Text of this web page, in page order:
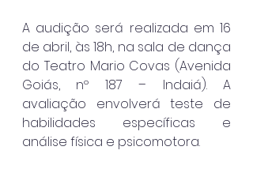
A audição será realizada em 16
de abril, às 18h, na sala de dança
do Teatro Mario Covas (Avenida
Goiás, nº 187 – Indaiá). A
avaliação envolverá teste de
habilidades específicas e
análise física e psicomotora.